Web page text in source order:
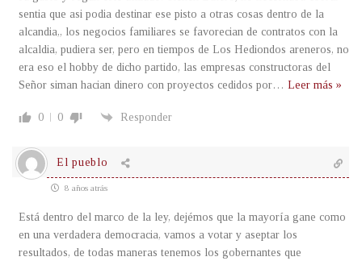
sentia que asi podia destinar ese pisto a otras cosas dentro de la
alcandia,, los negocios familiares se favorecian de contratos con la
alcaldia, pudiera ser, pero en tiempos de Los Hediondos areneros, no
era eso el hobby de dicho partido, las empresas constructoras del
Señor siman hacian dinero con proyectos cedidos por… Leer más »
0 0 Responder
El pueblo
8 años atrás
Está dentro del marco de la ley, dejémos que la mayoría gane como
en una verdadera democracia, vamos a votar y aseptar los
resultados, de todas maneras tenemos los gobernantes que